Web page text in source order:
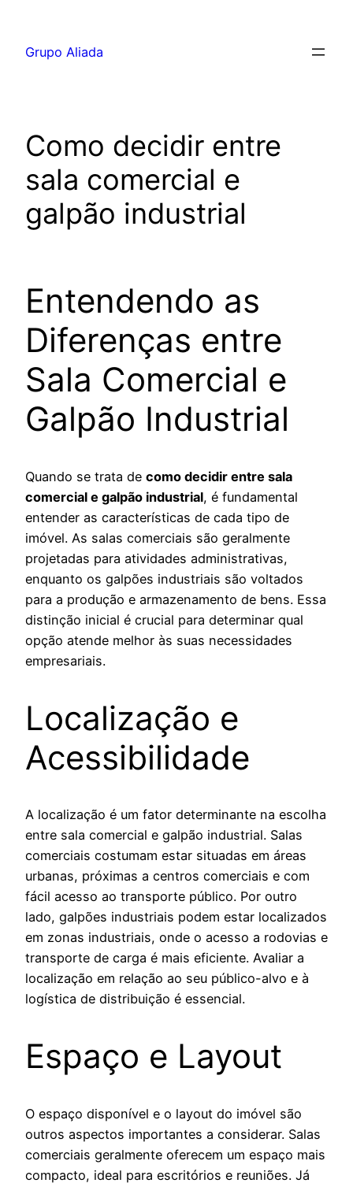
Grupo Aliada
Como decidir entre
sala comercial e
galpão industrial
Entendendo as
Diferenças entre
Sala Comercial e
Galpão Industrial
Quando se trata de como decidir entre sala
comercial e galpão industrial, é fundamental
entender as características de cada tipo de
imóvel. As salas comerciais são geralmente
projetadas para atividades administrativas,
enquanto os galpões industriais são voltados
para a produção e armazenamento de bens. Essa
distinção inicial é crucial para determinar qual
opção atende melhor às suas necessidades
empresariais.
Localização e
Acessibilidade
A localização é um fator determinante na escolha
entre sala comercial e galpão industrial. Salas
comerciais costumam estar situadas em áreas
urbanas, próximas a centros comerciais e com
fácil acesso ao transporte público. Por outro
lado, galpões industriais podem estar localizados
em zonas industriais, onde o acesso a rodovias e
transporte de carga é mais eficiente. Avaliar a
localização em relação ao seu público-alvo e à
logística de distribuição é essencial.
Espaço e Layout
O espaço disponível e o layout do imóvel são
outros aspectos importantes a considerar. Salas
comerciais geralmente oferecem um espaço mais
compacto, ideal para escritórios e reuniões. Já